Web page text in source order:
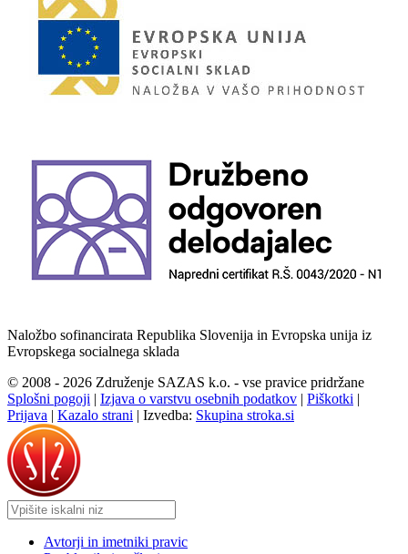
Naložbo sofinancirata Republika Slovenija in Evropska unija iz
Evropskega socialnega sklada
© 2008 - 2026 Združenje SAZAS k.o. - vse pravice pridržane
Splošni pogoji | Izjava o varstvu osebnih podatkov | Piškotki |
Prijava | Kazalo strani | Izvedba: Skupina stroka.si
Avtorji in imetniki pravic